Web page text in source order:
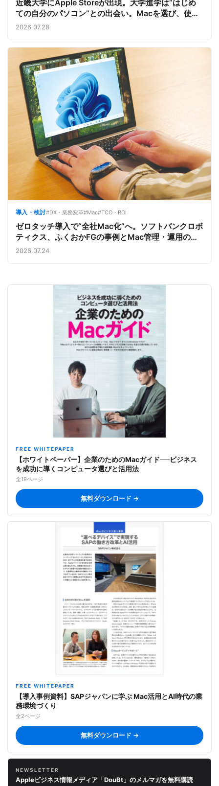
近畿大学にApple Storeが出現。大学進学は“はじめ
ての自分のパソコン”との出会い。Macを選び、使う
魅力と楽しさを、夏のオープンキャンパスでアピール
2026.07.28
導入・検討#DX・業務変革#Mac#TCO・ROI
ゼロタッチ導入で“全社Mac化”へ。ソフトバンクロボ
ティクス、ふくおかFGの事例とMac管理・運用の強
み【今週のAppleビジネストレンド】
2026.07.24
FREE WHITEPAPER
【ホワイトペーパー】企業のためのMacガイド──ビジネス
を成功に導くコンピュータ選びと活用法
全19ページ
無料ダウンロード →
FREE WHITEPAPER
【導入事例資料】SAPジャパンに学ぶ Mac活用とAI時代の業
務環境づくり
全2ページ
無料ダウンロード →
NEWSLETTER
Appleビジネス情報メディア「DouBt」のメルマガを無料購読